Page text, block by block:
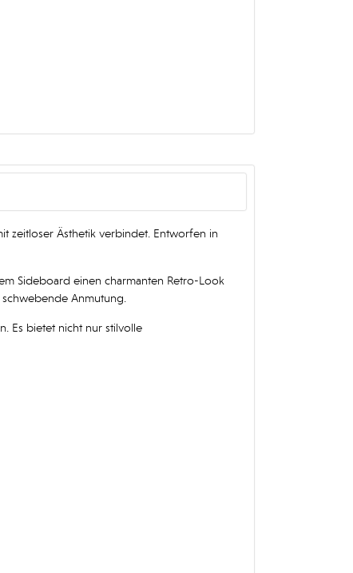
zeitloser Ästhetik verbindet. Entworfen in
Sideboard einen charmanten Retro-Look
Anmutung.
Es bietet nicht nur stilvolle